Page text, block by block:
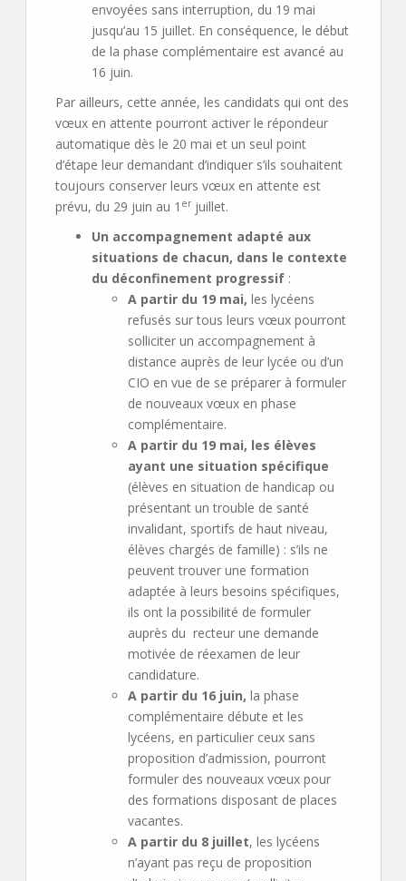
envoyées sans interruption, du 19 mai
jusqu’au 15 juillet. En conséquence, le début
de la phase complémentaire est avancé au
16 juin.
Par ailleurs, cette année, les candidats qui ont des
vœux en attente pourront activer le répondeur
automatique dès le 20 mai et un seul point
d’étape leur demandant d’indiquer s’ils souhaitent
toujours conserver leurs vœux en attente est
prévu, du 29 juin au 1 erjuillet.
Un accompagnement adapté aux
situations de chacun, dans le contexte
du déconfinement progressif :
A partir du 19 mai, les lycéens
refusés sur tous leurs vœux pourront
solliciter un accompagnement à
distance auprès de leur lycée ou d’un
CIO en vue de se préparer à formuler
de nouveaux vœux en phase
complémentaire.
A partir du 19 mai, les élèves
ayant une situation spécifique
(élèves en situation de handicap ou
présentant un trouble de santé
invalidant, sportifs de haut niveau,
élèves chargés de famille) : s’ils ne
peuvent trouver une formation
adaptée à leurs besoins spécifiques,
ils ont la possibilité de formuler
auprès du recteur une demande
motivée de réexamen de leur
candidature.
A partir du 16 juin, la phase
complémentaire débute et les
lycéens, en particulier ceux sans
proposition d’admission, pourront
formuler des nouveaux vœux pour
des formations disposant de places
vacantes.
A partir du 8 juillet, les lycéens
n’ayant pas reçu de proposition